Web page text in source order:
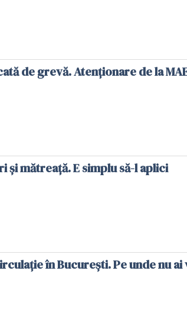
de grevă. Atenționare de la
și mătreață. E simplu să-l aplici
în București. Pe unde nu ai